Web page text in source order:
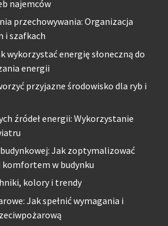
najemców
przechowywania: Organizacja
i szafkach
wykorzystać energię słoneczną do
energii
przyjazne środowisko dla ryb i
źródeł energii: Wykorzystanie
Jak zoptymalizować
komfortem w budynku
kolory i trendy
Jak spełnić wymagania i